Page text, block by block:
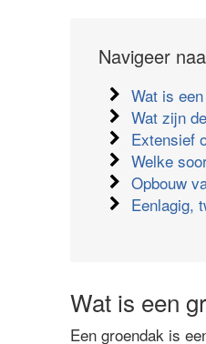
Navigeer
Wat is
Wat zijn
Extensief
Welke
Opbouw
Eenlagig,
Wat is een
Een groendak is